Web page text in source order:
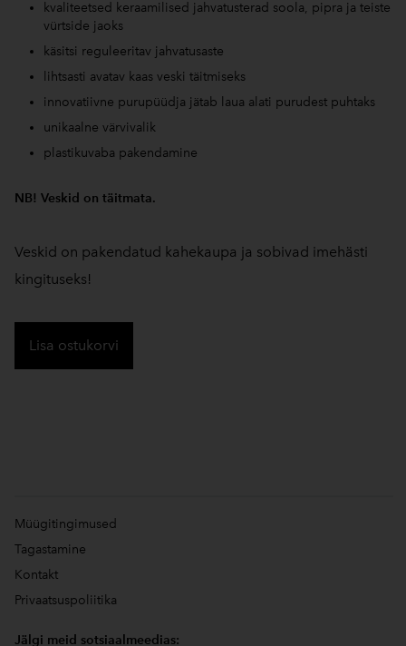
kvaliteetsed keraamilised jahvatusterad soola, pipra ja teiste
vürtside jaoks
käsitsi reguleeritav jahvatusaste
lihtsasti avatav kaas veski täitmiseks
innovatiivne purupüüdja jätab laua alati purudest puhtaks
unikaalne värvivalik
plastikuvaba pakendamine
NB! Veskid on täitmata.
Veskid on pakendatud kahekaupa ja sobivad imehästi
kingituseks!
Lisa ostukorvi
Müügitingimused
Tagastamine
Kontakt
Privaatsuspoliitika
Jälgi meid sotsiaalmeedias: